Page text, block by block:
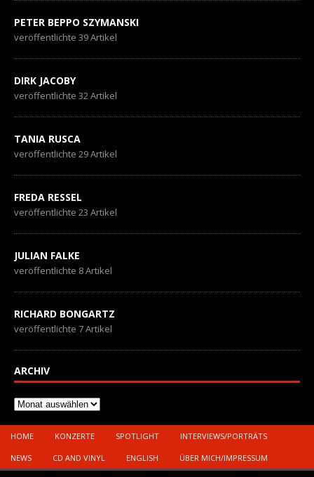
PETER BEPPO SZYMANSKI
veröffentlichte 39 Artikel
DIRK JACOBY
veröffentlichte 32 Artikel
TANIA RUSCA
veröffentlichte 29 Artikel
FREDA RESSEL
veröffentlichte 23 Artikel
JULIAN FALKE
veröffentlichte 8 Artikel
RICHARD BONGARTZ
veröffentlichte 7 Artikel
ARCHIV
Archiv
HOME KONZERTE SPOTLIGHT INTERVIEWS/PORTRÄTS
NEWS CD AND VINYL ENGLISH ÜBER MICH/IMPRESSUM